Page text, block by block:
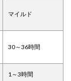
マイルド
30～36時間
1～3時間